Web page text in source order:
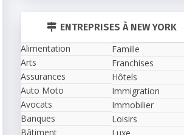
ENTREPRISES À NEW YORK
Alimentation
Arts
Assurances
Auto Moto
Avocats
Banques
Bâtiment
Famille
Franchises
Hôtels
Immigration
Immobilier
Loisirs
Luxe